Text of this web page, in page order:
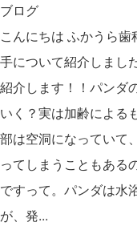
ブログ
こんにちは ふかうら歯
手について紹介しまし
紹介します！！パンダ
いく？実は加齢による
部は空洞になっていて
ってしまうこともある
ですって。パンダは水
が、発...